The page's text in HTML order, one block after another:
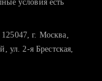
условия есть
г. Москва,
ул. 2-я Брестская,